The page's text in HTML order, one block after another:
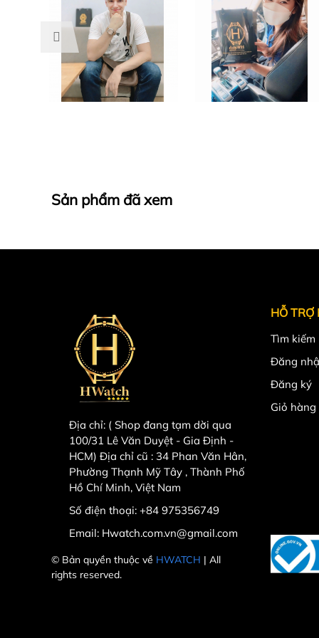
Đeo lâu dài thoải mái hơn đáng kể so với đồng hồ
3.3. Bộ máy & công nghệ
BST sử dụng bộ máy Automatic in-house của
Không cần pin – trải nghiệm đúng nghĩa đồng hồ cơ.
Sản phẩm đã xem
Địa chỉ: ( Shop đang tạm dời qua
100/31 Lê Văn Duyệt - Gia Định -
HCM) Địa chỉ cũ : 34 Phan Văn Hân,
Phường Thạnh Mỹ Tây , Thành Phố
Hồ Chí Minh, Việt Nam
Số điện thoại: +84 975356749
Email: Hwatch.com.vn@gmail.com
© Bản quyền thuộc về HWATCH | All
rights reserved.
HỖ TRỢ
Tìm kiếm
Đăng
Đăng ký
Giỏ hàng